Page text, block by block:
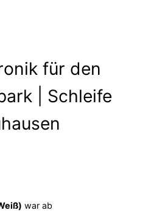
für den
| Schleife
war ab